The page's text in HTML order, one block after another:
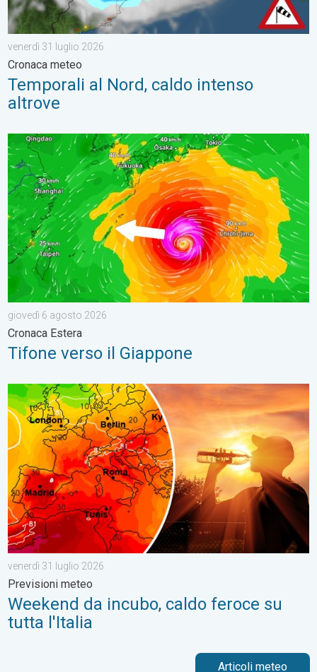
venerdì 31 luglio 2026
Cronaca meteo
Temporali al Nord, caldo intenso
altrove
Tifone verso il Giappone. Cronaca Estera. . . giovedì 6 agosto
giovedì 6 agosto 2026
Cronaca Estera
Tifone verso il Giappone
Weekend da incubo, caldo feroce su tutta l'Italia. Previsioni
venerdì 31 luglio 2026
Previsioni meteo
Weekend da incubo, caldo feroce su
tutta l'Italia
Articoli meteo